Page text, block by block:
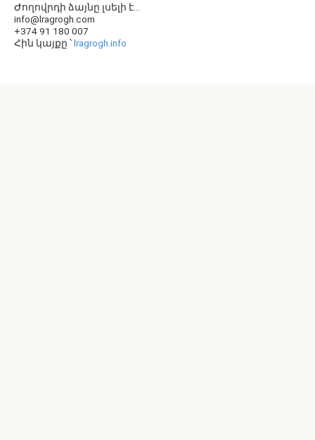
Ժողովրդի ձայնը լսելի է...
info@lragrogh.com
+374 91 180 007
Հին կայքը ՝lragrogh.info